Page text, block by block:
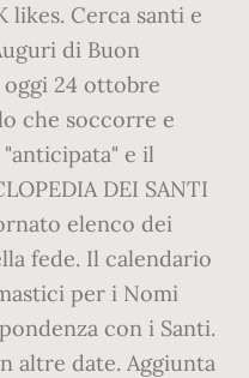
likes. Cerca santi e
di Buon
oggi 24 ottobre
che soccorre e
e il
DEI SANTI
elenco dei
fede. Il calendario
per i Nomi
con i Santi.
altre date. Aggiunta